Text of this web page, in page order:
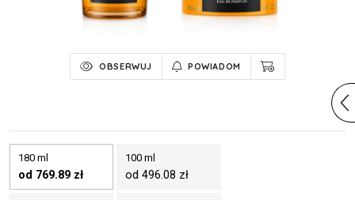
OBSERWUJ POWIADOM
180 ml
od 769.89 zł
100 ml
od 496.08 zł